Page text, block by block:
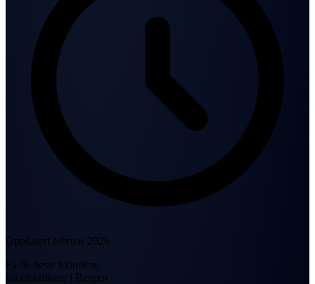
Oppdatert februar 2026
Få de beste tilbudene
fra elektrikere i Bergen